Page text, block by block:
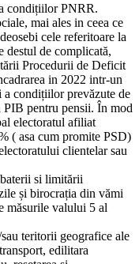
condițiilor PNRR.
mai ales in ceea ce
cele referitoare la
destul de complicată,
Procedurii de Deficit
in 2022 intr-un
condițiilor prevăzute de
PIB pentru pensii. În mod
electoratul afiliat
( asa cum promite PSD)
clientelar sau
si limitării
și birocrația din vămi
măsurile valului 5 al
teritorii geografice ale
edilitara